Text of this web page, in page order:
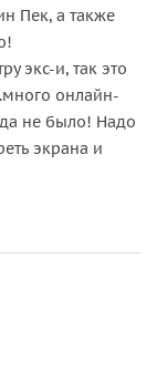
Пек, а также
экс-и, так это
онлайн-
не было! Надо
экрана и